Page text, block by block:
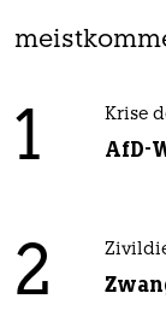
1 Krise
AfD-
2